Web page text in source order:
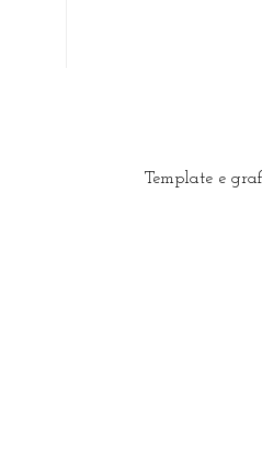
Template e